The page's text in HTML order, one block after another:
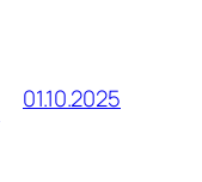
01.10.2025